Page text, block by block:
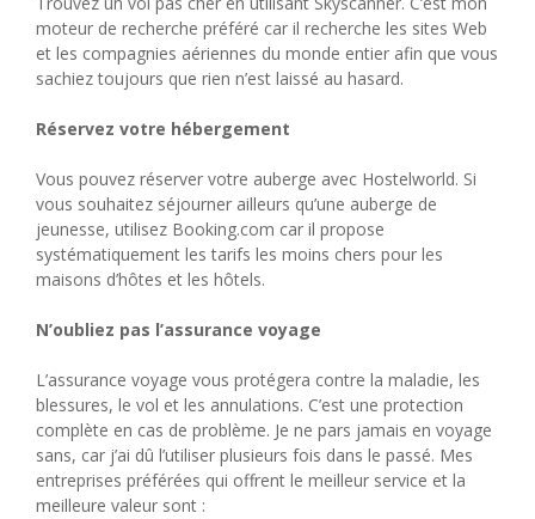
moteur de recherche préféré car il recherche les sites Web
et les compagnies aériennes du monde entier afin que vous
sachiez toujours que rien n’est laissé au hasard.
Réservez votre hébergement
Vous pouvez réserver votre auberge avec Hostelworld. Si
vous souhaitez séjourner ailleurs qu’une auberge de
jeunesse, utilisez Booking.com car il propose
systématiquement les tarifs les moins chers pour les
maisons d’hôtes et les hôtels.
N’oubliez pas l’assurance voyage
L’assurance voyage vous protégera contre la maladie, les
blessures, le vol et les annulations. C’est une protection
complète en cas de problème. Je ne pars jamais en voyage
sans, car j’ai dû l’utiliser plusieurs fois dans le passé. Mes
entreprises préférées qui offrent le meilleur service et la
meilleure valeur sont :